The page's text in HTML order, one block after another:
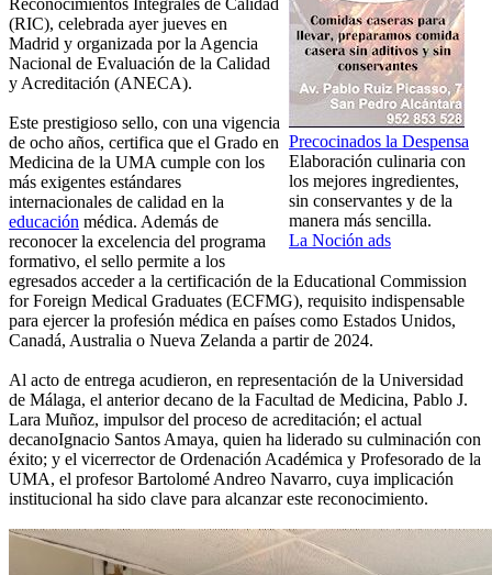
Precocinados la Despensa
Elaboración culinaria con
los mejores ingredientes,
sin conservantes y de la
manera más sencilla.
La Noción ads
Reconocimientos Integrales de Calidad
(RIC), celebrada ayer jueves en
Madrid y organizada por la Agencia
Nacional de Evaluación de la Calidad
y Acreditación (ANECA).
Este prestigioso sello, con una vigencia
de ocho años, certifica que el Grado en
Medicina de la UMA cumple con los
más exigentes estándares
internacionales de calidad en la
educación médica. Además de
reconocer la excelencia del programa
formativo, el sello permite a los
egresados acceder a la certificación de la Educational Commission
for Foreign Medical Graduates (ECFMG), requisito indispensable
para ejercer la profesión médica en países como Estados Unidos,
Canadá, Australia o Nueva Zelanda a partir de 2024.
Al acto de entrega acudieron, en representación de la Universidad
de Málaga, el anterior decano de la Facultad de Medicina, Pablo J.
Lara Muñoz, impulsor del proceso de acreditación; el actual
decanoIgnacio Santos Amaya, quien ha liderado su culminación con
éxito; y el vicerrector de Ordenación Académica y Profesorado de la
UMA, el profesor Bartolomé Andreo Navarro, cuya implicación
institucional ha sido clave para alcanzar este reconocimiento.